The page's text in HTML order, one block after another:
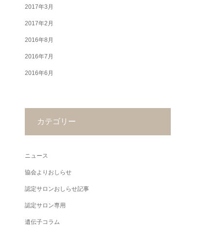
2017年3月
2017年2月
2016年8月
2016年7月
2016年6月
カテゴリー
ニュース
協会よりおしらせ
認定サロンおしらせ記事
認定サロン専用
遺伝子コラム